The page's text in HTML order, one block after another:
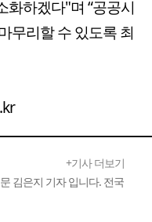
화하겠다"며 “공공시
무리할 수 있도록 최
+기사 더보기
김은지 기자 입니다. 전국